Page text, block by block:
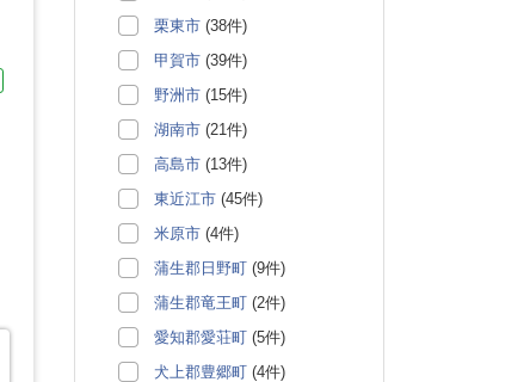
栗東市 (38件)
甲賀市 (39件)
野洲市 (15件)
湖南市 (21件)
高島市 (13件)
東近江市 (45件)
米原市 (4件)
蒲生郡日野町 (9件)
蒲生郡竜王町 (2件)
愛知郡愛荘町 (5件)
犬上郡豊郷町 (4件)